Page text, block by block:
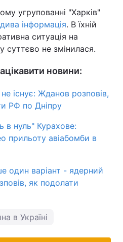
угрупованні "Харків"
інформація. В їхній
ситуація на
суттєво не змінилася.
новини:
існує: Жданов розповів,
РФ по Дніпру
в нуль" Курахове:
прильоту авіабомби в
один варіант - ядерний
як подолати
в Україні